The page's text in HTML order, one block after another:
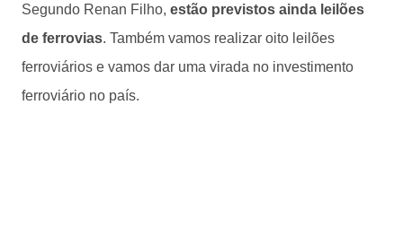
Segundo Renan Filho, estão previstos ainda leilões
de ferrovias. Também vamos realizar oito leilões
ferroviários e vamos dar uma virada no investimento
ferroviário no país.